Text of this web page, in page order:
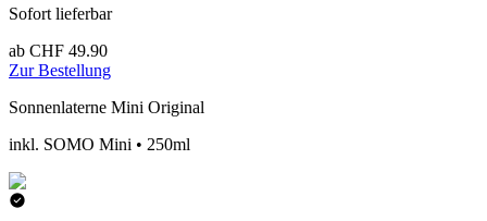
Sofort lieferbar
ab CHF 49.90
Zur Bestellung
Sonnenlaterne Mini Original
inkl. SOMO Mini • 250ml